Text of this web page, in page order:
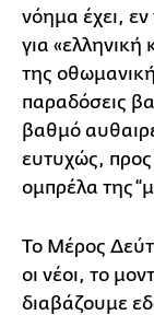
νόημα έχει,
για
της
παραδόσεις
βαθμό
ευτυχώς, προς
ομπρέλα της
Το Μέρος
οι νέοι, το
διαβάζουμε